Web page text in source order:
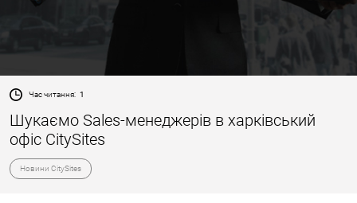
Час читання: 1
Шукаємо Sales-менеджерів в харківський
офіс CitySites
Новини CitySites